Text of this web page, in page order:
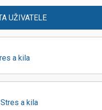
UŽIVATELE
a kila
a kila